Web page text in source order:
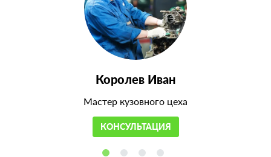
Королев Иван
Мастер кузовного цеха
КОНСУЛЬТАЦИЯ